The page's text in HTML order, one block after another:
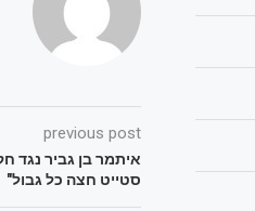
previous post
איתמר בן גביר נגד
סטייט חצה כל גבול"